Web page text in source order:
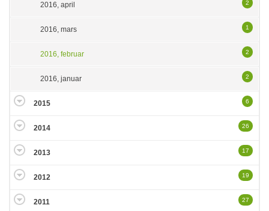
2016, april 2
2016, mars 1
2016, februar 2
2016, januar 2
2015 6
2014 26
2013 17
2012 19
2011 27